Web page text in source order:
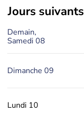
jours suivants
Demain,
Samedi 08
Dimanche 09
Lundi 10